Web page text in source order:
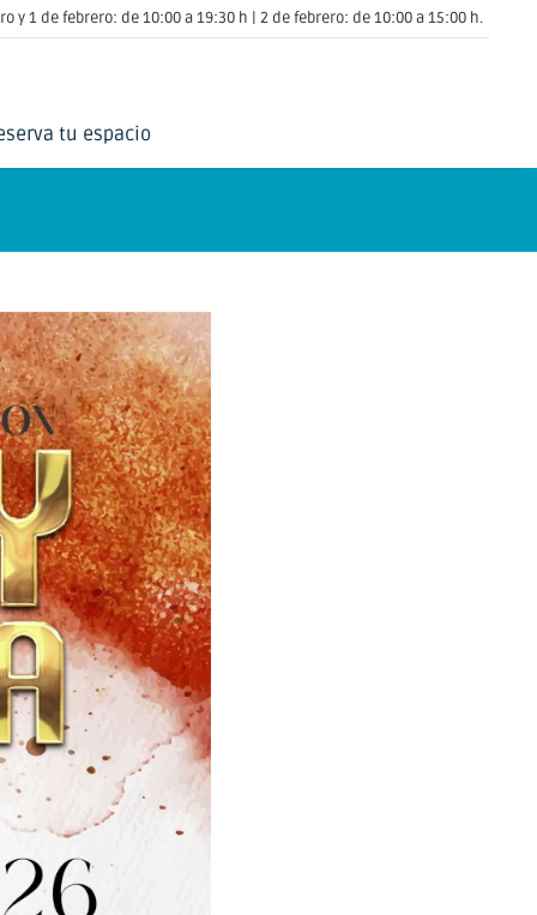
y 1 de febrero: de 10:00 a 19:30 h | 2 de febrero: de 10:00 a 15:00 h.
tu espacio